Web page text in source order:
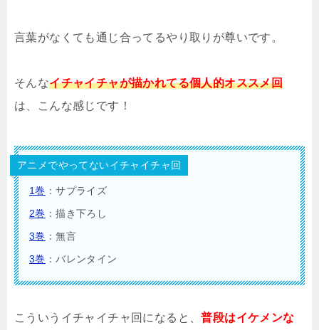
言葉がなくても通じ合ってるやり取りが尊いです。
そんなイチャイチャが描かれてる個人的オススメ回
は、こんな感じです！
アニメでやってないイチャイチャ回
1巻 ：サプライズ
2巻 ：描き下ろし
3巻 ：無言
3巻 ：バレンタイン
こういうイチャイチャ回になると、普段はイケメンな